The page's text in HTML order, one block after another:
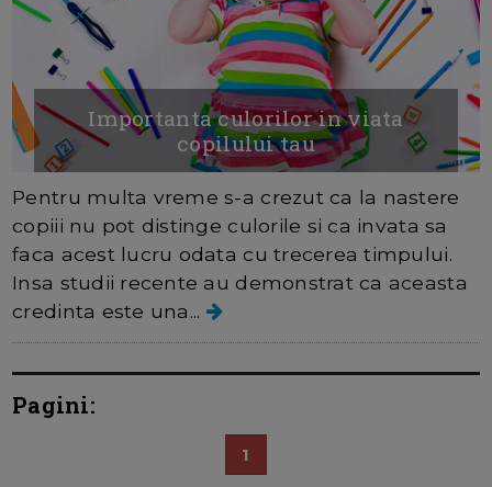
Importanta culorilor in viata
copilului tau
Pentru multa vreme s-a crezut ca la nastere
copiii nu pot distinge culorile si ca invata sa
faca acest lucru odata cu trecerea timpului.
Insa studii recente au demonstrat ca aceasta
credinta este una...
Pagini:
1